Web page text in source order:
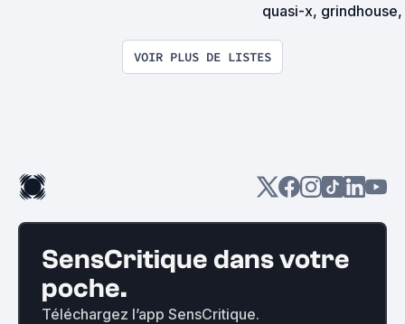
quasi-x,
VOIR PLUS DE LISTES
SensCritique dans votre
poche.
Téléchargez l’app SensCritique.